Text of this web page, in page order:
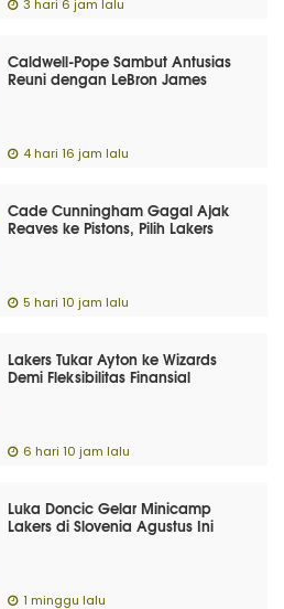
3 hari 6 jam lalu
Caldwell-Pope Sambut Antusias
Reuni dengan LeBron James
4 hari 16 jam lalu
Cade Cunningham Gagal Ajak
Reaves ke Pistons, Pilih Lakers
5 hari 10 jam lalu
Lakers Tukar Ayton ke Wizards
Demi Fleksibilitas Finansial
6 hari 10 jam lalu
Luka Doncic Gelar Minicamp
Lakers di Slovenia Agustus Ini
1 minggu lalu